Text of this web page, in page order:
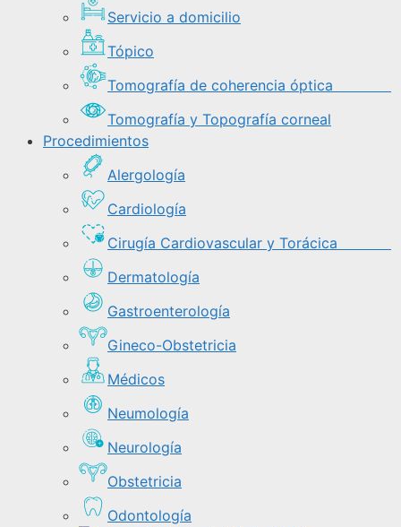
Servicio a domicilio
Tópico
Tomografía de coherencia óptica
Tomografía y Topografía corneal
Procedimientos
Alergología
Cardiología
Cirugía Cardiovascular y Torácica
Dermatología
Gastroenterología
Gineco-Obstetricia
Médicos
Neumología
Neurología
Obstetricia
Odontología